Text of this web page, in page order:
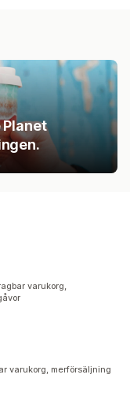
varukorg,
varukorg, merförsäljning